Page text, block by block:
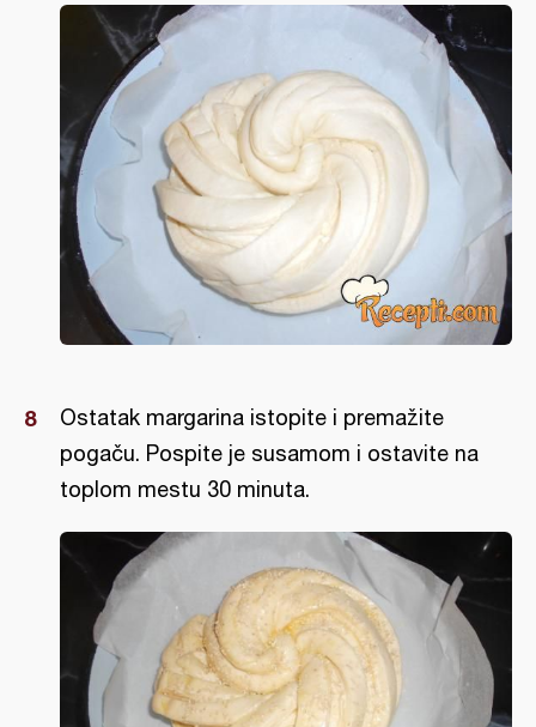
Ostatak margarina istopite i premažite
pogaču. Pospite je susamom i ostavite na
toplom mestu 30 minuta.